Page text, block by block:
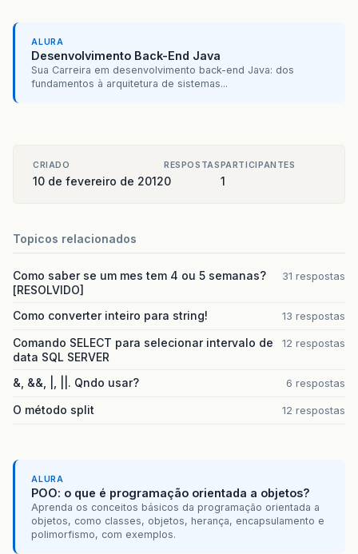
ALURA
Desenvolvimento Back-End Java
Sua Carreira em desenvolvimento back-end Java: dos
fundamentos à arquitetura de sistemas...
CRIADO
10 de fevereiro de 2012
RESPOSTAS
0
PARTICIPANTES
1
Topicos relacionados
Como saber se um mes tem 4 ou 5 semanas?
[RESOLVIDO]
31 respostas
Como converter inteiro para string! 13 respostas
Comando SELECT para selecionar intervalo de
data SQL SERVER
12 respostas
&, &&, |, ||. Qndo usar? 6 respostas
O método split 12 respostas
ALURA
POO: o que é programação orientada a objetos?
Aprenda os conceitos básicos da programação orientada a
objetos, como classes, objetos, herança, encapsulamento e
polimorfismo, com exemplos.